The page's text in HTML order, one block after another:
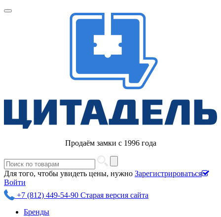
Продаём замки с 1996 года
Для того, чтобы увидеть цены, нужно Зарегистрироваться
Войти
+7 (812) 449-54-90 Старая версия сайта
Бренды